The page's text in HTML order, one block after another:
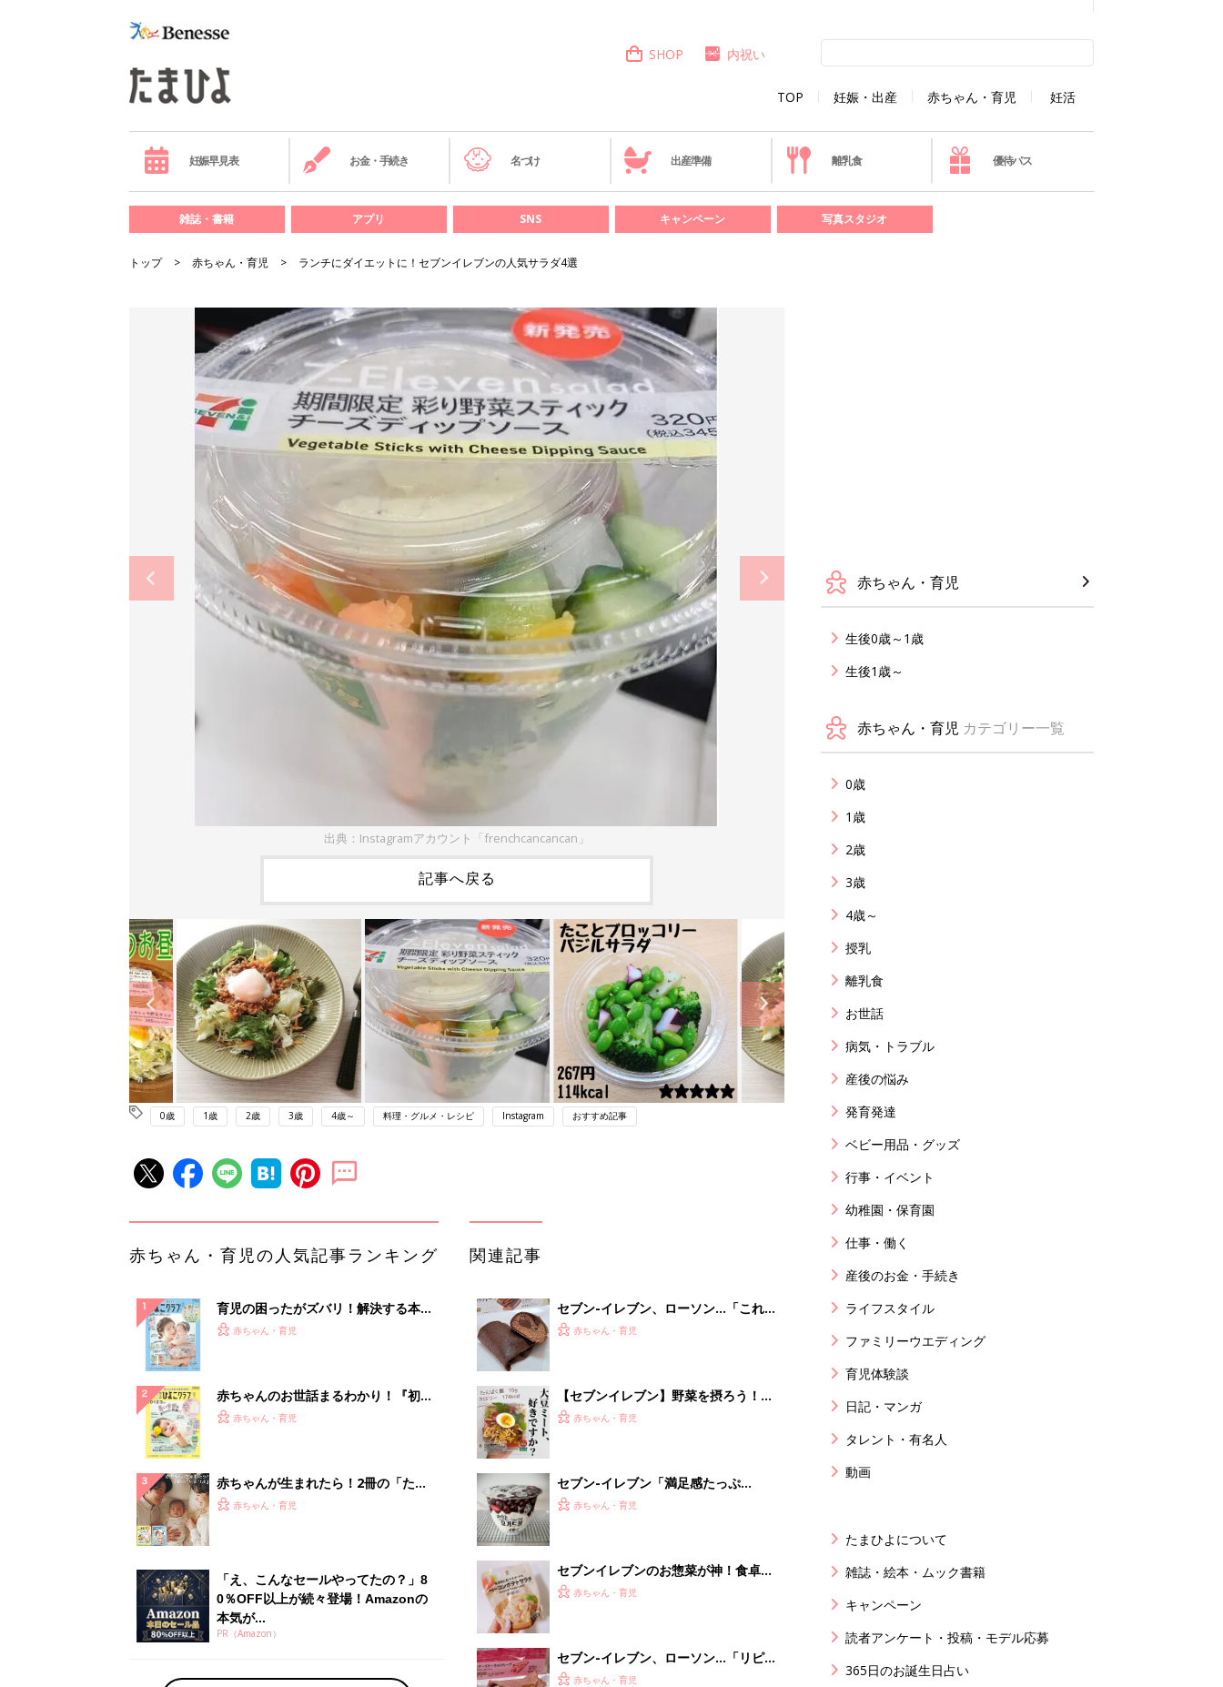
TOP 妊娠・出産 赤ちゃん・育児 妊活
SHOP 内祝い
妊娠早見表 お金・手続き 名づけ 出産準備 離乳食 優待パス
雑誌・書籍 アプリ SNS キャンペーン 写真スタジオ
トップ 赤ちゃん・育児 ランチにダイエットに！セブンイレブンの人気サラダ4選
出典：Instagramアカウント「frenchcancancan」
記事へ戻る
0歳 1歳 2歳 3歳 4歳～ 料理・グルメ・レシピ Instagram おすすめ記事
赤ちゃん・育児の人気記事ランキング
育児の困ったがズバリ！解決する本
『ひよこクラブ 夏号』 4カ月～2才
赤ちゃん・育児
赤ちゃんのお世話まるわかり！『初め
てのひよこクラブ 夏号』〈巻頭大特
赤ちゃん・育児
赤ちゃんが生まれたら！2冊の「たま
ひよ」
赤ちゃん・育児
「え、こんなセールやってたの？」8
0％OFF以上が続々登場！Amazonの
本気が...
PR（Amazon）
関連記事
セブン-イレブン、ローソン…「これ
はリピしたい」「贅沢すぎ」話題のチ
赤ちゃん・育児
【セブンイレブン】野菜を摂ろう！超
絶品サラダ4選
赤ちゃん・育児
セブン-イレブン「満足感たっぷ
り！」「美味しすぎて止まらない！」
赤ちゃん・育児
セブンイレブンのお惣菜が神！食卓に
プラス1品のおすすめ4選
赤ちゃん・育児
セブン-イレブン、ローソン…「リピ
買い必須」「絶妙なバランスがたまら
赤ちゃん・育児
赤ちゃん・育児
生後0歳～1歳
生後1歳～
赤ちゃん・育児 カテゴリー一覧
0歳
1歳
2歳
3歳
4歳～
授乳
離乳食
お世話
病気・トラブル
産後の悩み
発育発達
ベビー用品・グッズ
行事・イベント
幼稚園・保育園
仕事・働く
産後のお金・手続き
ライフスタイル
ファミリーウエディング
育児体験談
日記・マンガ
タレント・有名人
動画
たまひよについて
雑誌・絵本・ムック書籍
キャンペーン
読者アンケート・投稿・モデル応募
365日のお誕生日占い